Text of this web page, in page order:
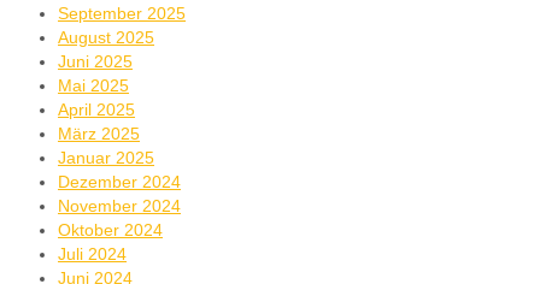
September 2025
August 2025
Juni 2025
Mai 2025
April 2025
März 2025
Januar 2025
Dezember 2024
November 2024
Oktober 2024
Juli 2024
Juni 2024